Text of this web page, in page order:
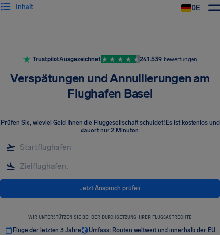
DE
Inhalt
TrustpilotAusgezeichnet 241.539 bewertungen
Verspätungen und Annullierungen am
Flughafen Basel
Prüfen Sie, wieviel Geld Ihnen die Fluggesellschaft schuldet! Es ist kostenlos und
dauert nur 2 Minuten.
Jetzt Anspruch prüfen
WIR UNTERSTÜTZEN SIE BEI DER DURCHSETZUNG IHRER FLUGGASTRECHTE
Flüge der letzten 3 Jahre
Umfasst Routen weltweit und innerhalb der EU